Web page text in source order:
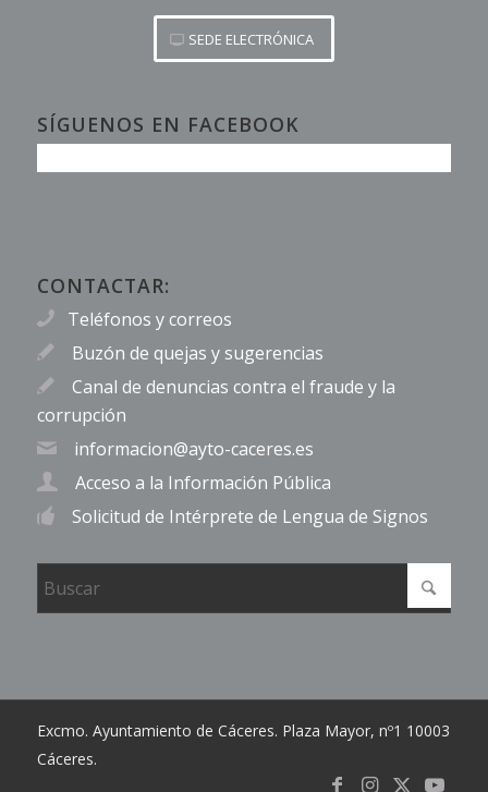
SEDE ELECTRÓNICA
SÍGUENOS EN FACEBOOK
CONTACTAR:
Teléfonos y correos
Buzón de quejas y sugerencias
Canal de denuncias contra el fraude y la
corrupción
informacion@ayto-caceres.es
Acceso a la Información Pública
Solicitud de Intérprete de Lengua de Signos
Excmo. Ayuntamiento de Cáceres. Plaza Mayor, nº1 10003
Cáceres.